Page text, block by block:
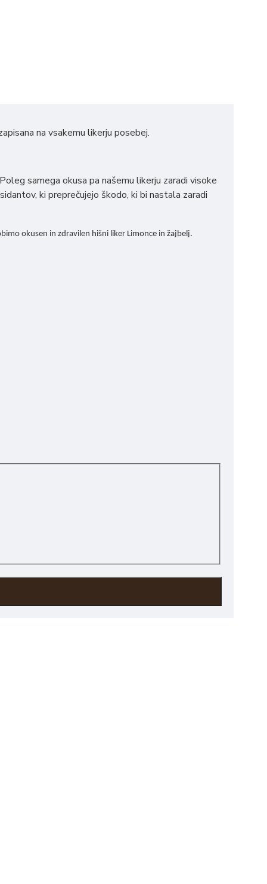
na vsakemu likerju posebej.
samega okusa pa našemu likerju zaradi visoke
ki preprečujejo škodo, ki bi nastala zaradi
okusen in zdravilen hišni liker Limonce in žajbelj.